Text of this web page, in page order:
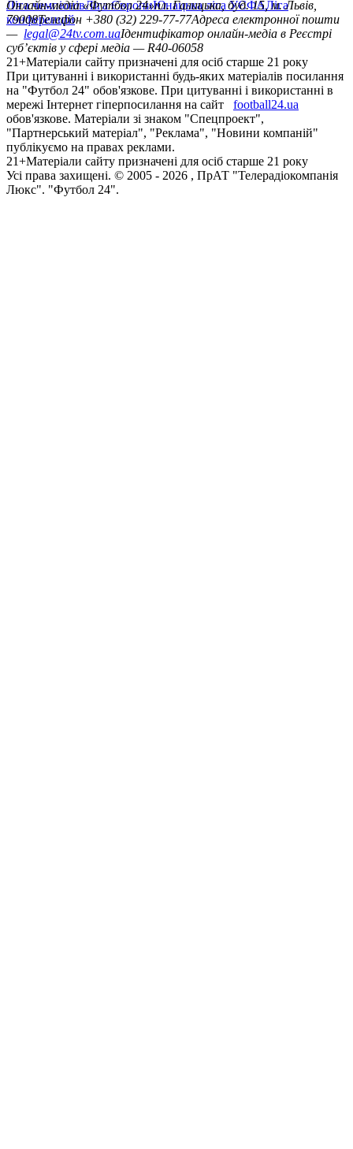
Ліга чемпіонівЛіга ЄвропиЮнацька ліга УЄФАЛіга
конференцій
Онлайн-медіа «Футбол 24»пл. Галицька, буд. 15, м. Львів,
79008Телефон +380 (32) 229-77-77Адреса електронної пошти
— legal@24tv.com.uaІдентифікатор онлайн-медіа в Реєстрі
суб’єктів у сфері медіа — R40-06058
21+Матеріали сайту призначені для осіб старше 21 року
При цитуванні і використанні будь-яких матеріалів посилання
на "Футбол 24" обов'язкове. При цитуванні і використанні в
мережі Інтернет гіперпосилання на сайт
football24.ua
обов'язкове. Матеріали зі знаком "Спецпроект",
"Партнерський матеріал", "Реклама", "Новини компаній"
публікуємо на правах реклами.
21+Матеріали сайту призначені для осіб старше 21 року
Усi права захищенi. © 2005 - 2026 , ПрАТ "Телерадіокомпанія
Люкс". "Футбол 24".